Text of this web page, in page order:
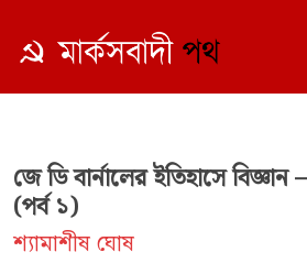
জে ডি বার্নালের ইতিহাসে
(পর্ব ১)
শ্যামাশীষ ঘোষ